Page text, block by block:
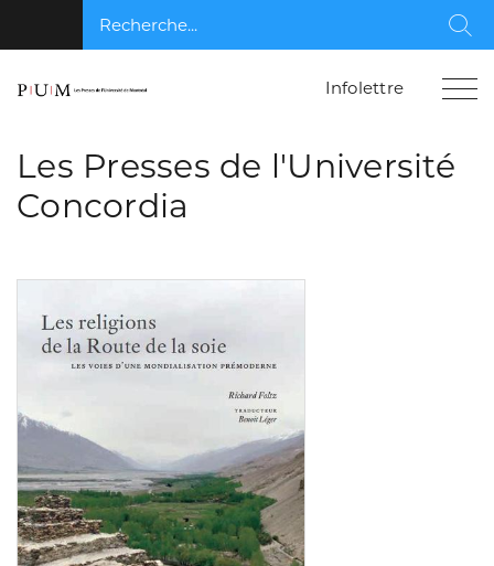
Recherche...
Infolettre
Les Presses de l'Université
Concordia